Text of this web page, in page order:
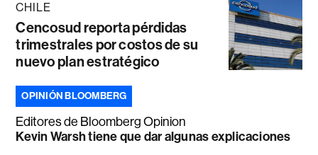
CHILE
Cencosud reporta pérdidas
trimestrales por costos de su
nuevo plan estratégico
OPINIÓN BLOOMBERG
Editores de Bloomberg Opinion
Kevin Warsh tiene que dar algunas explicaciones